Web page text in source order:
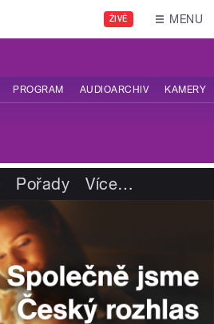
ŽIVĚ MENU
PROGRAM AUDIOARCHIV KAMERY
Pořady Více…